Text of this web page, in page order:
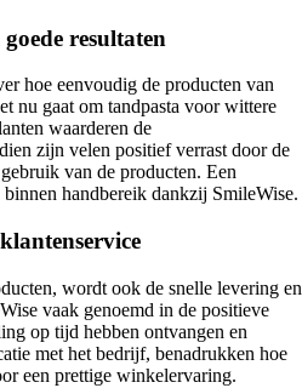
resultaten
hoe eenvoudig de producten van
nu gaat om tandpasta voor wittere
waarderen de
zijn velen positief verrast door de
van de producten. Een
handbereik dankzij SmileWise.
wordt ook de snelle levering en
vaak genoemd in de positieve
op tijd hebben ontvangen en
met het bedrijf, benadrukken hoe
een prettige winkelervaring.